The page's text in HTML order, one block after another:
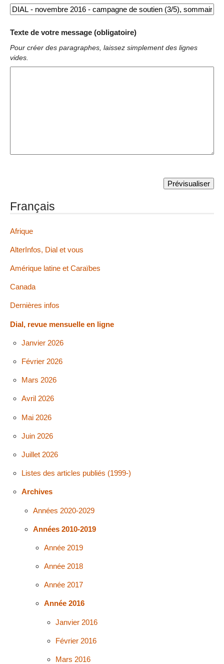
Texte de votre message (obligatoire)
Pour créer des paragraphes, laissez simplement des lignes
vides.
Français
Afrique
AlterInfos, Dial et vous
Amérique latine et Caraïbes
Canada
Dernières infos
Dial, revue mensuelle en ligne
Janvier 2026
Février 2026
Mars 2026
Avril 2026
Mai 2026
Juin 2026
Juillet 2026
Listes des articles publiés (1999-)
Archives
Années 2020-2029
Années 2010-2019
Année 2019
Année 2018
Année 2017
Année 2016
Janvier 2016
Février 2016
Mars 2016